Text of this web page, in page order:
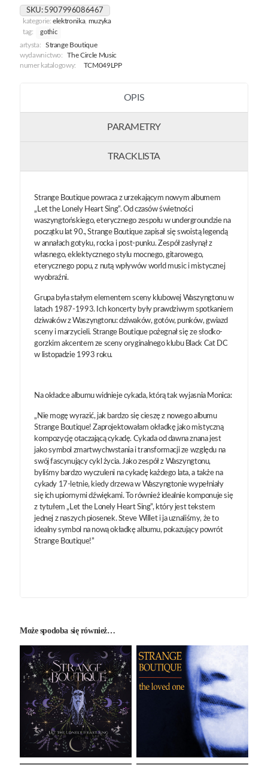
Lonely
Heart
[Purple
&
Black
SKU: 5907996086467
kategorie:elektronika, muzyka
tag:
gothic
artysta:
Strange Boutique
wydawnictwo:
The Circle Music
numer katalogowy:
TCM049LPP
OPIS
PARAMETRY
TRACKLISTA
Strange Boutique powraca z urzekającym nowym albumem
„Let the Lonely Heart Sing”. Od czasów świetności
waszyngtońskiego, eterycznego zespołu w undergroundzie na
początku lat 90., Strange Boutique zapisał się swoistą legendą
w annałach gotyku, rocka i post-punku. Zespół zasłynął z
własnego, eklektycznego stylu mocnego, gitarowego,
eterycznego popu, z nutą wpływów world music i mistycznej
wyobraźni.
Grupa była stałym elementem sceny klubowej Waszyngtonu w
latach 1987-1993. Ich koncerty były prawdziwym spotkaniem
dziwaków z Waszyngtonu: dziwaków, gotów, punków, gwiazd
sceny i marzycieli. Strange Boutique pożegnał się ze słodko-
gorzkim akcentem ze sceny oryginalnego klubu Black Cat DC
w listopadzie 1993 roku.
Na okładce albumu widnieje cykada, którą tak wyjasnia Monica:
„Nie mogę wyrazić, jak bardzo się cieszę z nowego albumu
Strange Boutique! Zaprojektowałam okładkę jako mistyczną
kompozycję otaczającą cykadę. Cykada od dawna znana jest
jako symbol zmartwychwstania i transformacji ze względu na
swój fascynujący cykl życia. Jako zespół z Waszyngtonu,
byliśmy bardzo wyczuleni na cykadę każdego lata, a także na
cykady 17-letnie, kiedy drzewa w Waszyngtonie wypełniały
się ich upiornymi dźwiękami. To również idealnie komponuje się
z tytułem „Let the Lonely Heart Sing”, który jest tekstem
jednej z naszych piosenek. Steve Willet i ja uznaliśmy, że to
idealny symbol na nową okładkę albumu, pokazujący powrót
Strange Boutique!”
Może spodoba się również…